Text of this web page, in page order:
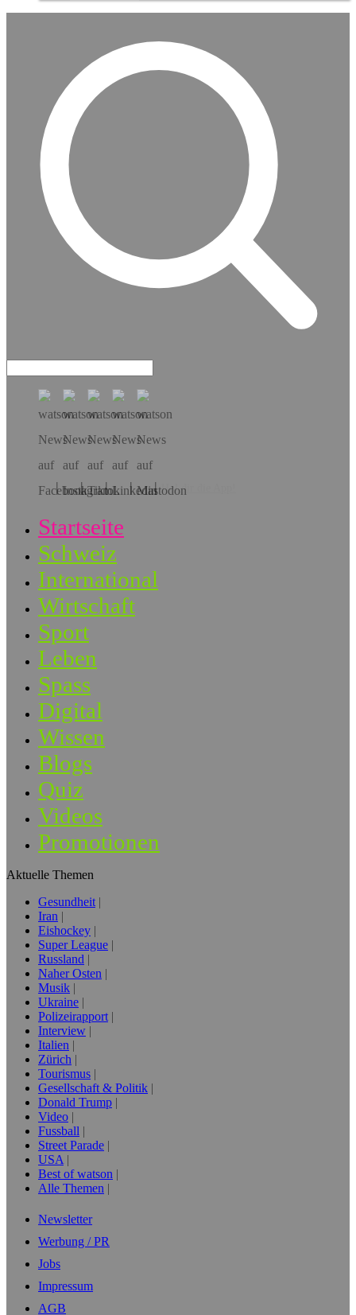
Hol dir die App!
Startseite
Schweiz
International
Wirtschaft
Sport
Leben
Spass
Digital
Wissen
Blogs
Quiz
Videos
Promotionen
Aktuelle Themen
Gesundheit
Iran
Eishockey
Super League
Russland
Naher Osten
Musik
Ukraine
Polizeirapport
Interview
Italien
Zürich
Tourismus
Gesellschaft & Politik
Donald Trump
Video
Fussball
Street Parade
USA
Best of watson
Alle Themen
Newsletter
Werbung / PR
Jobs
Impressum
AGB